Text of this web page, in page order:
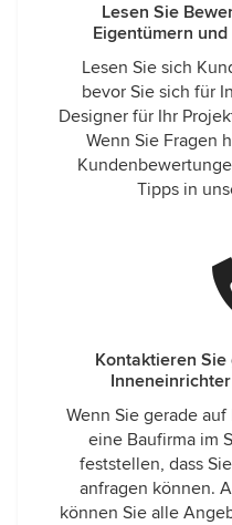
Lesen Sie
Eigentümern
Lesen Sie sich
bevor Sie sich für
Designer für Ihr
Wenn Sie Fragen
Tipps in
Kontaktieren
Wenn Sie gerade
eine Baufirma im
feststellen, dass
anfragen können.
können Sie alle